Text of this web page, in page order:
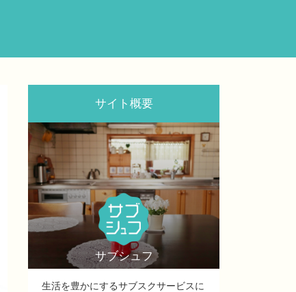
サイト概要
サブシュフ
生活を豊かにするサブスクサービスに